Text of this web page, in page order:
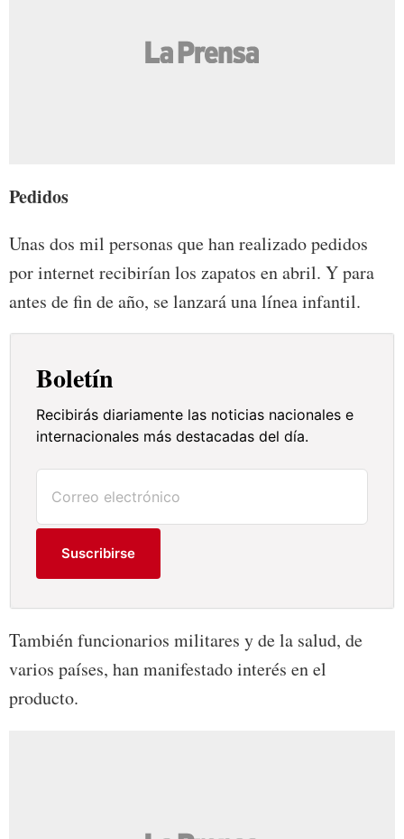
Pedidos
Unas dos mil personas que han realizado pedidos
por internet recibirían los zapatos en abril. Y para
antes de fin de año, se lanzará una línea infantil.
Boletín
Recibirás diariamente las noticias nacionales e
internacionales más destacadas del día.
Suscribirse
También funcionarios militares y de la salud, de
varios países, han manifestado interés en el
producto.